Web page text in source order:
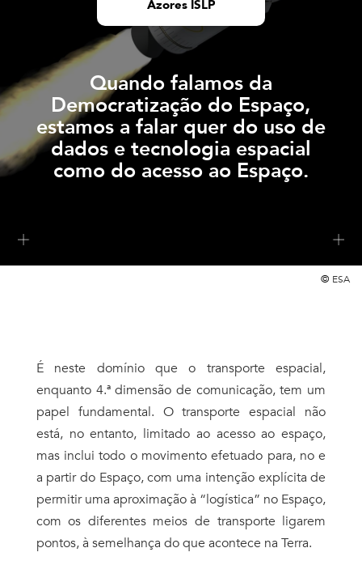
Azores ISLP
Quando falamos da
Democratização do Espaço,
estamos a falar quer do uso de
dados e tecnologia espacial
como do acesso ao Espaço.
© ESA
É neste domínio que o transporte espacial,
enquanto 4.ª dimensão de comunicação, tem um
papel fundamental. O transporte espacial não
está, no entanto, limitado ao acesso ao espaço,
mas inclui todo o movimento efetuado para, no e
a partir do Espaço, com uma intenção explícita de
permitir uma aproximação à “logística” no Espaço,
com os diferentes meios de transporte ligarem
pontos, à semelhança do que acontece na Terra.